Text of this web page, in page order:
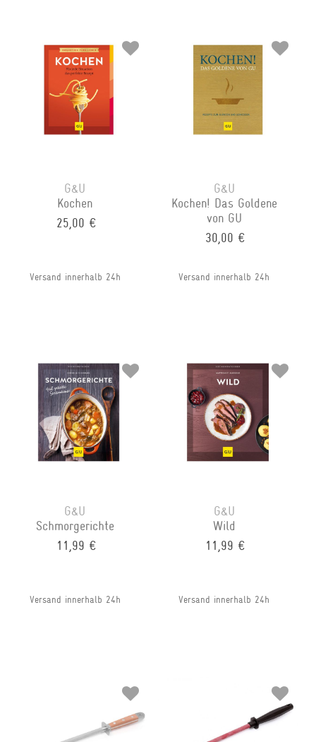
G&U
Kochen
25,00 €
Versand innerhalb 24h
G&U
Kochen! Das Goldene
von GU
30,00 €
Versand innerhalb 24h
G&U
Schmorgerichte
11,99 €
Versand innerhalb 24h
G&U
Wild
11,99 €
Versand innerhalb 24h